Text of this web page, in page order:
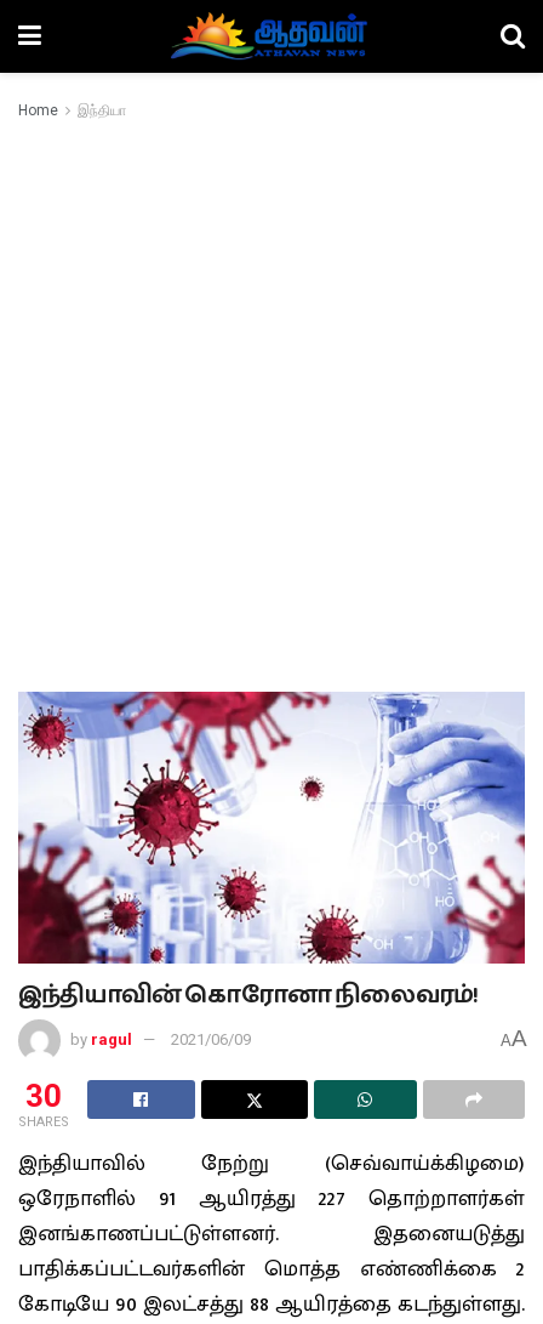
Home இந்தியா
இந்தியாவின் கொரோனா நிலைவரம்!
by ragul 2021/06/09 AA
30
SHARES
இந்தியாவில் நேற்று (செவ்வாய்க்கிழமை)
ஒரேநாளில் 91 ஆயிரத்து 227 தொற்றாளர்கள்
இனங்காணப்பட்டுள்ளனர். இதனையடுத்து
பாதிக்கப்பட்டவர்களின் மொத்த எண்ணிக்கை 2
கோடியே 90 இலட்சத்து 88 ஆயிரத்தை கடந்துள்ளது.